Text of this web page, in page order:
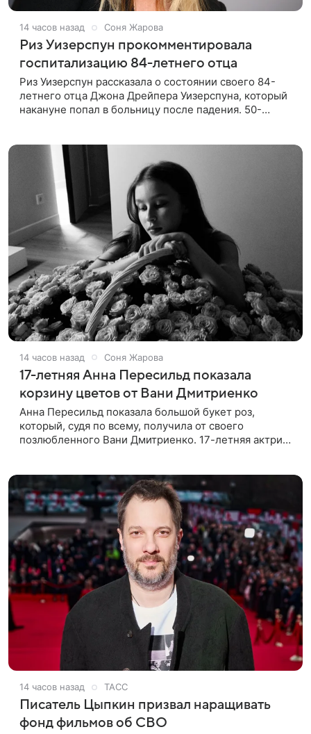
14 часов назад Соня Жарова
Риз Уизерспун прокомментировала
госпитализацию 84-летнего отца
Риз Уизерспун рассказала о состоянии своего 84-
летнего отца Джона Дрейпера Уизерспуна, который
накануне попал в больницу после падения. 50-
14 часов назад Соня Жарова
17-летняя Анна Пересильд показала
корзину цветов от Вани Дмитриенко
Анна Пересильд показала большой букет роз,
который, судя по всему, получилa от своего
позлюбленного Вани Дмитриенко. 17-летняя актриса
14 часов назад ТАСС
Писатель Цыпкин призвал наращивать
фонд фильмов об СВО